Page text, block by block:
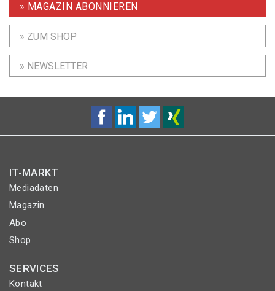
» MAGAZIN ABONNIEREN
» ZUM SHOP
» NEWSLETTER
IT-MARKT
Mediadaten
Magazin
Abo
Shop
SERVICES
Kontakt